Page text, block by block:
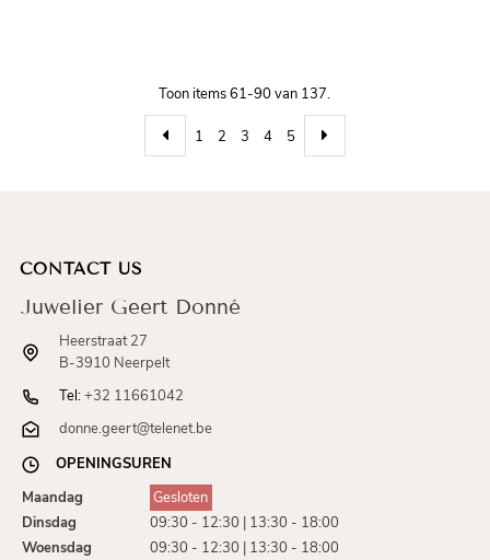
Toon items 61-90 van 137.
1 2 3 4 5
CONTACT US
Juwelier Geert Donné
Heerstraat 27
B-3910 Neerpelt
Tel:+32 11661042
donne.geert@telenet.be
OPENINGSUREN
Maandag
Gesloten
Dinsdag
09:30 - 12:30 | 13:30 - 18:00
Woensdag
09:30 - 12:30 | 13:30 - 18:00